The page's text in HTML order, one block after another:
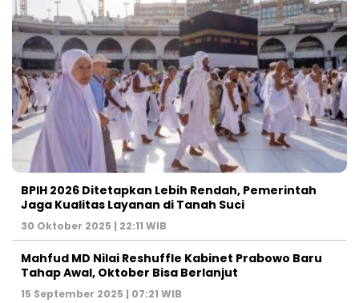
BPIH 2026 Ditetapkan Lebih Rendah, Pemerintah
Jaga Kualitas Layanan di Tanah Suci
30 Oktober 2025 | 22:11 WIB
Mahfud MD Nilai Reshuffle Kabinet Prabowo Baru
Tahap Awal, Oktober Bisa Berlanjut
15 September 2025 | 07:21 WIB